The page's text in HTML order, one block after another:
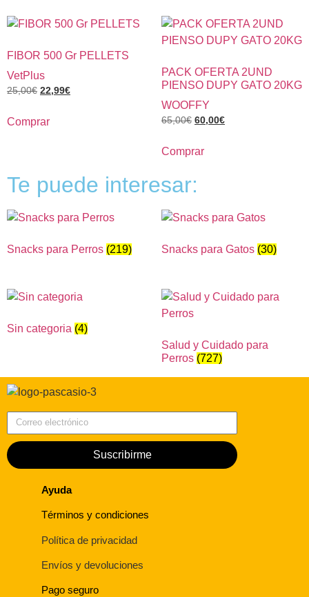
FIBOR 500 Gr PELLETS
VetPlus
25,00€ 22,99€
Comprar
PACK OFERTA 2UND
PIENSO DUPY GATO 20KG
WOOFFY
65,00€ 60,00€
Comprar
Te puede interesar:
Snacks para Perros (219) Snacks para Gatos (30)
Sin categoria (4)
Salud y Cuidado para
Perros (727)
Suscribirme
Ayuda
Términos y condiciones
Política de privacidad
Envíos y devoluciones
Pago seguro